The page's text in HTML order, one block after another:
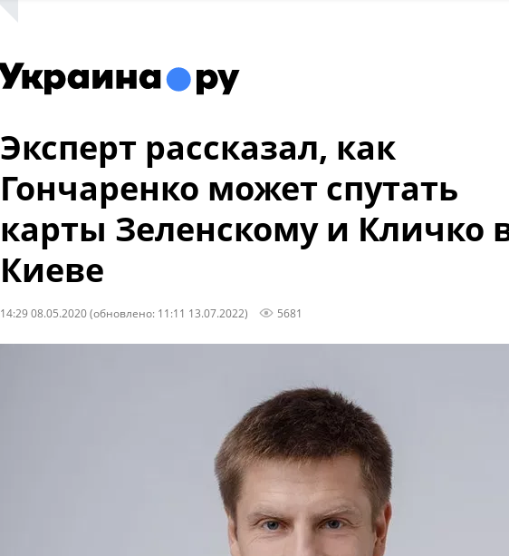
Эксперт рассказал, как
Гончаренко может спутать
карты Зеленскому и Кличко
Киеве
14:29 08.05.2020(обновлено: 11:11 13.07.2022) 5681